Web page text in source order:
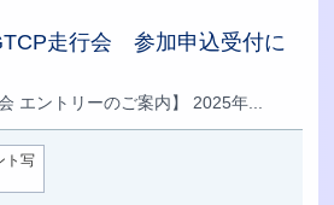
走行会 参加申込受付に
エントリーのご案内】 2025年...
ト写